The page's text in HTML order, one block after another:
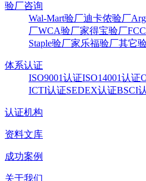
验厂咨询
Wal-Mart验厂迪卡侬验厂
厂WCA验厂家得宝验厂
Staple验厂家乐福验厂其它
体系认证
ISO9001认证ISO14001认证
ICTI认证SEDEX认证BSCI
认证机构
资料文库
成功案例
关于我们